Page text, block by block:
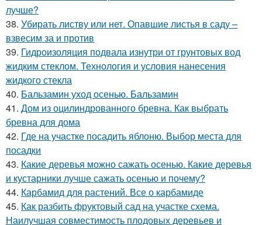
лучше?
38. Убирать листву или нет. Опавшие листья в саду –
взвесим за и против
39. Гидроизоляция подвала изнутри от грунтовых вод
жидким стеклом. Технология и условия нанесения
жидкого стекла
40. Бальзамин уход осенью. Бальзамин
41. Дом из оцилиндрованного бревна. Как выбрать
бревна для дома
42. Где на участке посадить яблоню. Выбор места для
посадки
43. Какие деревья можно сажать осенью. Какие деревья
и кустарники лучше сажать осенью и почему?
44. Карбамид для растений. Все о карбамиде
45. Как разбить фруктовый сад на участке схема.
Наилучшая совместимость плодовых деревьев и